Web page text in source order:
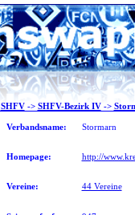
SHFV-> SHFV-Bezirk IV->
Verbandsname: Stormarn
Homepage: http://
Vereine: 44 Vereine